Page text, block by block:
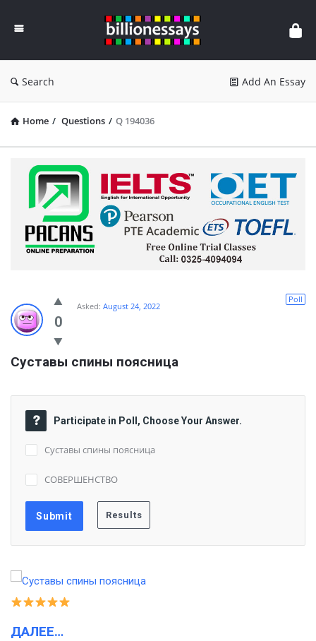
Essays
Search Add An Essay
Home / Questions / Q 194036
0
Poll
Asked: August 24, 2022
Суставы спины поясница
Participate in Poll, Choose Your Answer.
Суставы спины поясница
СОВЕРШЕНСТВО
ДАЛЕЕ…